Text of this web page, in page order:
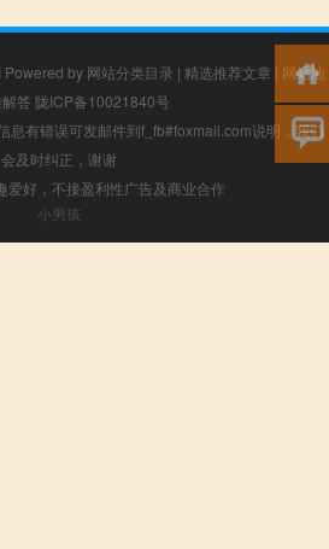
Powered by 网站分类目录 | 精选推荐文章 | 网站地
答 陇ICP备10021840号
息有错误可发邮件到f_fb#foxmail.com说明，我们
会及时纠正，谢谢
爱好，不接盈利性广告及商业合作
小男孩